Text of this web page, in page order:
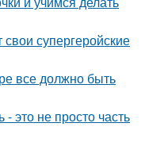
супергеройские
все должно быть
это не просто часть